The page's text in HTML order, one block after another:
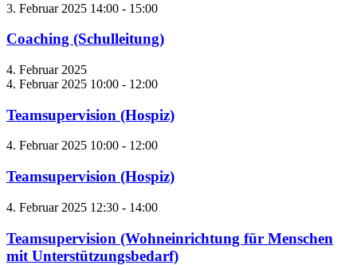
3. Februar 2025 14:00 - 15:00
Coaching (Schulleitung)
4. Februar 2025
4. Februar 2025 10:00 - 12:00
Teamsupervision (Hospiz)
4. Februar 2025 10:00 - 12:00
Teamsupervision (Hospiz)
4. Februar 2025 12:30 - 14:00
Teamsupervision (Wohneinrichtung für Menschen
mit Unterstützungsbedarf)